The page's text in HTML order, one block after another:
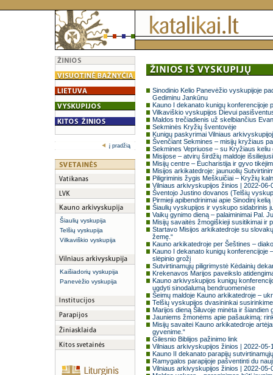
į pradžią
Šiaulių vyskupija
Telšių vyskupija
Vilkaviškio vyskupija
Kaišiadorių vyskupija
Panevėžio vyskupija
Sinodinio Kelio Panevėžio vyskupijoje
Gediminu Jankūnu
Kauno I dekanato kunigų konferencijoje
Vilkaviškio vyskupijos Dievui
Maldos trečiadienis už skelbiančius
Sekminės Kryžių šventovėje
Kunigų paskyrimai Vilniaus
Švenčiant Sekmines – misijų kryžiaus
Sekmines Vepriuose – su Kryžiaus
Misijose – atvirų širdžių maldoje
Misijų centre – Eucharistija ir gyvo
Misijos arkikatedroje: jaunuolių
Piligriminis žygis Meškuičiai – Kryžių
Vilniaus arkivyskupijos žinios | 2022-06-
Šventojo Justino dovanos (Telšių
Pirmieji apibendrinimai apie Sinodinį
Šiaulių vyskupijos ir vyskupo sidabrinis
Vaikų gynimo dieną – palaiminimai Pal.
Misijų savaitės žmogiškieji susitikimai ir
Startavo Misijos arkikatedroje su
žemę.“
Kauno arkikatedroje per Šeštines –
Kauno I dekanato kunigų konferencijoje
slėpinio grožį
Sutvirtinamųjų piligrimystė Kėdainių
Krekenavos Marijos paveikslo
Kauno arkivyskupijos kunigų
ugdyti sinodalumą bendruomenėse
Šeimų maldoje Kauno arkikatedroje –
Telšių vyskupijos dvasininkai
Marijos dieną Šiluvoje minėta ir šiandien
Jauniems žmonėms apie pašaukimą:
Misijų savaitei Kauno arkikatedroje
gyvenime.“
Gilesnio Biblijos pažinimo link
Vilniaus arkivyskupijos žinios | 2022-05-
Kauno II dekanato parapijų
Ramygalos parapijoje pašventinti du
Vilniaus arkivyskupijos žinios | 2022-05-